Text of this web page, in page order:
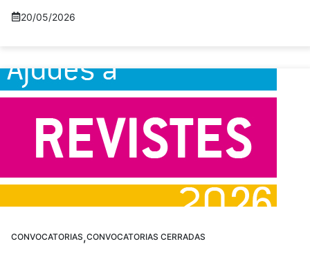
20/05/2026
CONVOCATORIAS,CONVOCATORIAS CERRADAS